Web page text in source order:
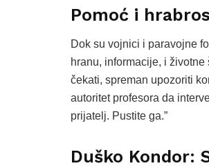
Pomoć i
Dok su vojnici i paravojne
hranu, informacije, i
čekati, spreman upozoriti
autoritet profesora da
prijatelj. Pustite ga.”
Duško Kondor: